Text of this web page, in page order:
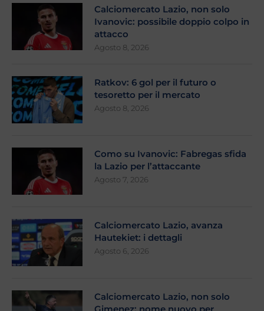
Calciomercato Lazio, non solo
Ivanovic: possibile doppio colpo in
attacco
Agosto 8, 2026
Ratkov: 6 gol per il futuro o
tesoretto per il mercato
Agosto 8, 2026
Como su Ivanovic: Fabregas sfida
la Lazio per l’attaccante
Agosto 7, 2026
Calciomercato Lazio, avanza
Hautekiet: i dettagli
Agosto 6, 2026
Calciomercato Lazio, non solo